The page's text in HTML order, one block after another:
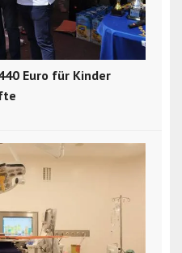
Euro für Kinder